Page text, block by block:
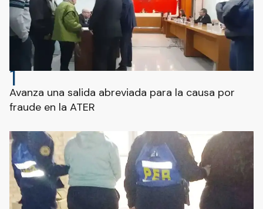
1
Avanza una salida abreviada para la causa por
fraude en la ATER